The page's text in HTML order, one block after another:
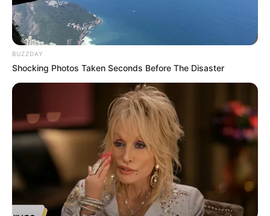
BUZZDAY
Shocking Photos Taken Seconds Before The Disaster